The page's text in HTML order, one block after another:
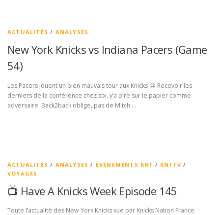
ACTUALITÉS / ANALYSES
New York Knicks vs Indiana Pacers (Game
54)
Les Pacers jouent un bien mauvais tour aux Knicks 😒 Recevoir les
derniers de la conférence chez soi, y’a pire sur le papier comme
adversaire. Back2back oblige, pas de Mitch …
ACTUALITÉS / ANALYSES / EVÉNEMENTS KNF / KNFTV /
VOYAGES
📺 Have A Knicks Week Episode 145
Toute l’actualité des New York Knicks vue par Knicks Nation France.